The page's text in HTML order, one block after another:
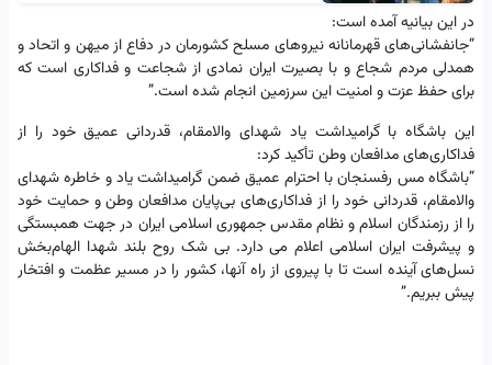
در این بیانیه آمده است:
“جانفشانی‌های قهرمانانه نیروهای مسلح کشورمان در دفاع از میهن و اتحاد و
همدلی مردم شجاع و با بصیرت ایران نمادی از شجاعت و فداکاری است که
برای حفظ عزت و امنیت این سرزمین انجام شده است.”
این باشگاه با گرامیداشت یاد شهدای والامقام، قدردانی عمیق خود را از
فداکاری‌های مدافعان وطن تأکید کرد:
“باشگاه مس رفسنجان با احترام عمیق ضمن گرامیداشت یاد و خاطره شهدای
والامقام، قدردانی خود را از فداکاری‌های بی‌پایان مدافعان وطن و حمایت خود
را از رزمندگان اسلام و نظام مقدس جمهوری اسلامی ایران در جهت همبستگی
و پیشرفت ایران اسلامی اعلام می دارد. بی شک روح بلند شهدا الهام‌بخش
نسل‌های آینده است تا با پیروی از راه آنها، کشور را در مسیر عظمت و افتخار
پیش ببریم.”